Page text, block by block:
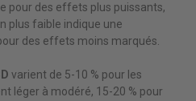
pour des effets plus puissants,
plus faible indique une
des effets moins marqués.
varient de 5-10 % pour les
léger à modéré, 15-20 % pour